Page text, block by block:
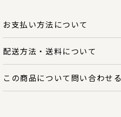
お支払い方法について
配送方法・送料について
この商品について問い合わせる